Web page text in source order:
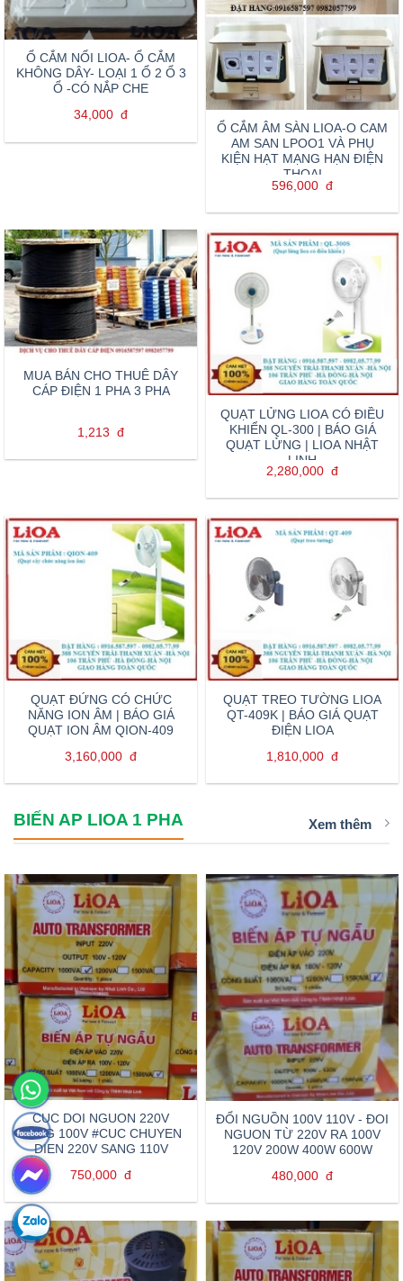
Ổ CẮM NỔI LIOA- Ổ CẮM
KHÔNG DÂY- LOẠI 1 Ổ 2 Ổ 3
Ổ -CÓ NẮP CHE
34,000 đ
Ổ CẮM ÂM SÀN LIOA-O CAM
AM SAN LPOO1 VÀ PHỤ
KIỆN HẠT MẠNG HẠN ĐIỆN
THOẠI
596,000 đ
MUA BÁN CHO THUÊ DÂY
CÁP ĐIỆN 1 PHA 3 PHA
1,213 đ
QUẠT LỬNG LIOA CÓ ĐIỀU
KHIỂN QL-300 | BÁO GIÁ
QUẠT LỬNG | LIOA NHẬT
LINH
2,280,000 đ
QUẠT ĐỨNG CÓ CHỨC
NĂNG ION ÂM | BÁO GIÁ
QUẠT ION ÂM QION-409
3,160,000 đ
QUẠT TREO TƯỜNG LIOA
QT-409K | BÁO GIÁ QUẠT
ĐIỆN LIOA
1,810,000 đ
BIẾN AP LIOA 1 PHA Xem thêm
CUC DOI NGUON 220V
SANG 100V #CUC CHUYEN
DIEN 220V SANG 110V
750,000 đ
ĐỔI NGUỒN 100V 110V - ĐOI
NGUON TỪ 220V RA 100V
120V 200W 400W 600W
480,000 đ